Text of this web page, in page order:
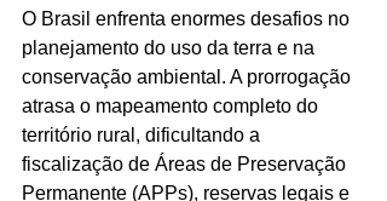
O Brasil enfrenta enormes desafios no
planejamento do uso da terra e na
conservação ambiental. A prorrogação
atrasa o mapeamento completo do
território rural, dificultando a
fiscalização de Áreas de Preservação
Permanente (APPs), reservas legais e